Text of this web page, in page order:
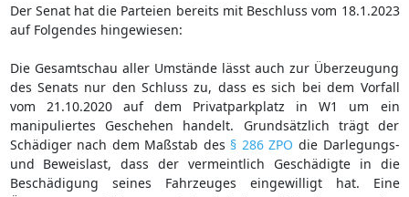
Der Senat hat die Parteien bereits mit Beschluss vom 18.1.2023
auf Folgendes hingewiesen:
Die Gesamtschau aller Umstände lässt auch zur Überzeugung
des Senats nur den Schluss zu, dass es sich bei dem Vorfall
vom 21.10.2020 auf dem Privatparkplatz in W1 um ein
manipuliertes Geschehen handelt. Grundsätzlich trägt der
Schädiger nach dem Maßstab des § 286 ZPO die Darlegungs-
und Beweislast, dass der vermeintlich Geschädigte in die
Beschädigung seines Fahrzeuges eingewilligt hat. Eine